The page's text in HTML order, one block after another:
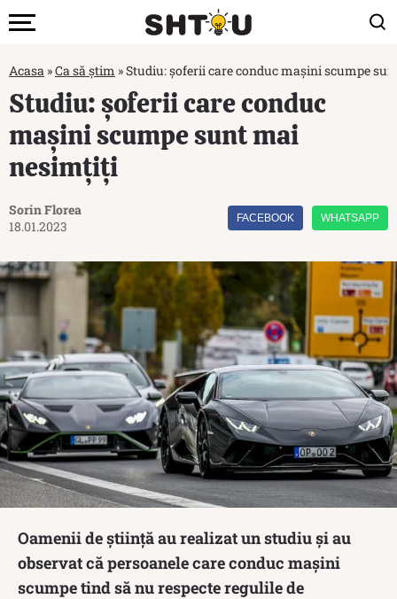
Acasa »Ca să știm »Studiu: șoferii care conduc mașini scumpe
Studiu: șoferii care conduc
mașini scumpe sunt mai
nesimțiți
Sorin Florea
18.01.2023
FACEBOOK WHATSAPP
Oamenii de știință au realizat un studiu și au
observat că persoanele care conduc mașini
scumpe tind să nu respecte regulile de